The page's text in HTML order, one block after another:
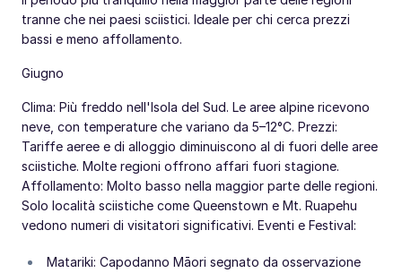
tranne che nei paesi sciistici. Ideale per chi cerca prezzi
bassi e meno affollamento.
Giugno
Clima: Più freddo nell'Isola del Sud. Le aree alpine ricevono
neve, con temperature che variano da 5–12°C. Prezzi:
Tariffe aeree e di alloggio diminuiscono al di fuori delle aree
sciistiche. Molte regioni offrono affari fuori stagione.
Affollamento: Molto basso nella maggior parte delle regioni.
Solo località sciistiche come Queenstown e Mt. Ruapehu
vedono numeri di visitatori significativi. Eventi e Festival:
Matariki: Capodanno Māori segnato da osservazione